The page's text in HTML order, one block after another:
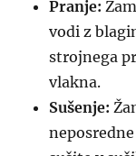
Pranje:
vodi z
strojnega
vlakna.
Sušenje: